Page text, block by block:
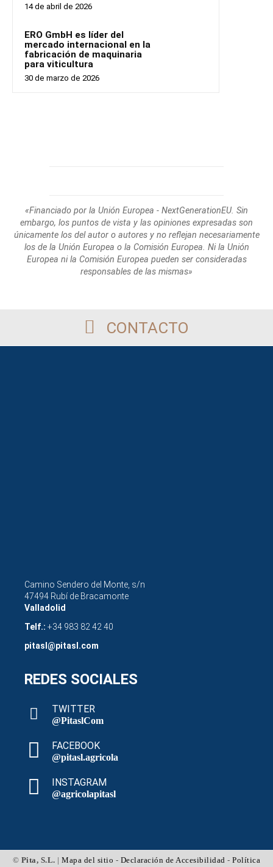
14 de abril de 2026
ERO GmbH es líder del
mercado internacional en la
fabricación de maquinaria
para viticultura
30 de marzo de 2026
«Financiado por la Unión Europea - NextGenerationEU. Sin
embargo, los puntos de vista y las opiniones expresadas son
únicamente los del autor o autores y no reflejan necesariamente
los de la Unión Europea o la Comisión Europea. Ni la Unión
Europea ni la Comisión Europea pueden ser consideradas
responsables de las mismas»
CONTACTO
Camino Sendero del Monte, s/n
47494 Rubí de Bracamonte
Valladolid
Telf.: +34 983 82 42 40
pitasl@pitasl.com
REDES SOCIALES
TWITTER
@PitaslCom
FACEBOOK
@pitasl.agricola
INSTAGRAM
@agricolapitasl
© Pita, S.L. |Mapa del sitio - Declaración de Accesibilidad -Política